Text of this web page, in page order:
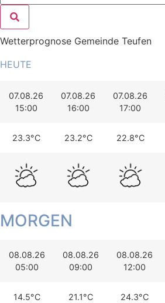
Wetterprognose Gemeinde Teufen
HEUTE
07.08.26
15:00
07.08.26
16:00
07.08.26
17:00
23.3°C 23.2°C 22.8°C
MORGEN
08.08.26
05:00
08.08.26
09:00
08.08.26
12:00
14.5°C 21.1°C 24.3°C